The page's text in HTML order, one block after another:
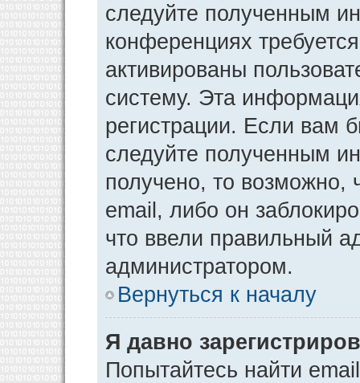
следуйте полученным
конференциях
активированы
систему. Эта
регистрации. Если вам
следуйте полученным
получено, то возможно,
email, либо он
что ввели правильный
администратором.
Вернуться к началу
Я давно
Попытайтесь найти